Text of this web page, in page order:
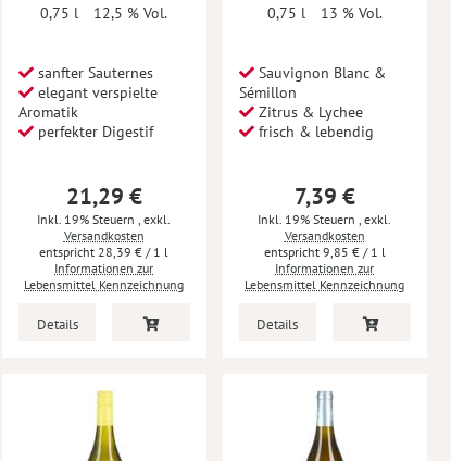
0,75 l
12,5 % Vol.
sanfter Sauternes
elegant verspielte
Aromatik
perfekter Digestif
21,29 €
Inkl. 19% Steuern, exkl.
Versandkosten
28,39 € / 1 l
Informationen zur
Lebensmittel Kennzeichnung
Details
0,75 l
13 % Vol.
Sauvignon Blanc &
Sémillon
Zitrus & Lychee
frisch & lebendig
7,39 €
Inkl. 19% Steuern, exkl.
Versandkosten
9,85 €/ 1 l
Informationen zur
Lebensmittel Kennzeichnung
Details